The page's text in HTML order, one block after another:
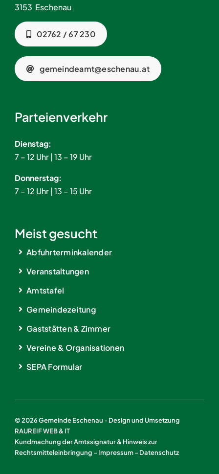
3153 Eschenau
02762 / 67 230
gemeindeamt@eschenau.at
Parteienverkehr
Dienstag:
7 – 12 Uhr | 13 – 19 Uhr
Donnerstag:
7 – 12 Uhr | 13 – 15 Uhr
Meist gesucht
Abfuhrterminkalender
Veranstaltungen
Amtstafel
Gemeindezeitung
Gaststätten & Zimmer
Vereine & Organisationen
SEPA Formular
© 2026 Gemeinde Eschenau - Design und Umsetzung
RAUREIF WEB & IT
Kundmachung der Amtssignatur & Hinweis zur
Rechtsmitteleinbringung – Impressum– Datenschutz